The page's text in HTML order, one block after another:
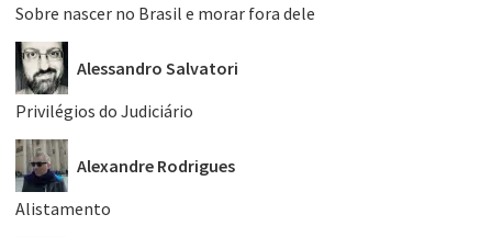
Sobre nascer no Brasil e morar fora dele
Alessandro Salvatori
Privilégios do Judiciário
Alexandre Rodrigues
Alistamento